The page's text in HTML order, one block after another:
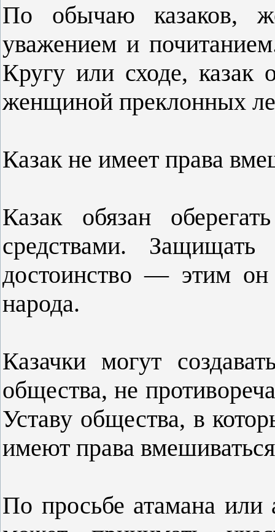
По обычаю казаков,
уважением и
Кругу или сходе, казак
женщиной преклонных
Казак не имеет права
Казак обязан
средствами.
достоинство — этим он
народа.
Казачки могут
общества, не
Уставу общества, в
имеют права
По просьбе атамана или